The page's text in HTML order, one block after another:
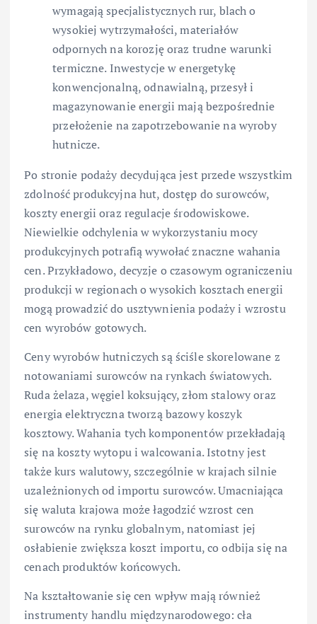
wymagają specjalistycznych rur, blach o
wysokiej wytrzymałości, materiałów
odpornych na korozję oraz trudne warunki
termiczne. Inwestycje w energetykę
konwencjonalną, odnawialną, przesył i
magazynowanie energii mają bezpośrednie
przełożenie na zapotrzebowanie na wyroby
hutnicze.
Po stronie podaży decydująca jest przede wszystkim
zdolność produkcyjna hut, dostęp do surowców,
koszty energii oraz regulacje środowiskowe.
Niewielkie odchylenia w wykorzystaniu mocy
produkcyjnych potrafią wywołać znaczne wahania
cen. Przykładowo, decyzje o czasowym ograniczeniu
produkcji w regionach o wysokich kosztach energii
mogą prowadzić do usztywnienia podaży i wzrostu
cen wyrobów gotowych.
Ceny wyrobów hutniczych są ściśle skorelowane z
notowaniami surowców na rynkach światowych.
Ruda żelaza, węgiel koksujący, złom stalowy oraz
energia elektryczna tworzą bazowy koszyk
kosztowy. Wahania tych komponentów przekładają
się na koszty wytopu i walcowania. Istotny jest
także kurs walutowy, szczególnie w krajach silnie
uzależnionych od importu surowców. Umacniająca
się waluta krajowa może łagodzić wzrost cen
surowców na rynku globalnym, natomiast jej
osłabienie zwiększa koszt importu, co odbija się na
cenach produktów końcowych.
Na kształtowanie się cen wpływ mają również
instrumenty handlu międzynarodowego: cła